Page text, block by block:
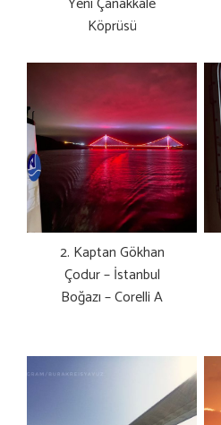
Köprüsü
2. Kaptan Gökhan
Çodur – İstanbul
Boğazı – Corelli A